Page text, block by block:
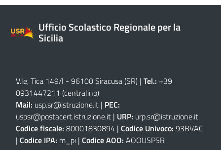
Ufficio Scolastico Regionale per la
Sicilia
V.le, Tica 149/l - 96100 Siracusa (SR) | Tel.: +39
0931447211 (centralino)
Mail: usp.sr@istruzione.it | PEC:
uspsr@postacert.istruzione.it | URP: urp.sr@istruzione.it
Codice fiscale: 80001830894 | Codice Univoco: 93BVAC
| Codice IPA: m_pi | Codice AOO: AOOUSPSR